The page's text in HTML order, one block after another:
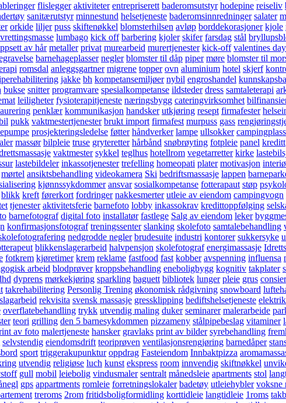
flislegger aktiviteter entrepriserett baderomsutstyr hodepine reiseliv
sanitærutstyr minnestund helsetjeneste baderomsinnredninger salater
orkide liljer puss skiftenøkkel blomsterhilsen avløp borddekorasjoner kjole
lumbago kick off barbering kjoler skifer farsdag stål
av hår metaller privat murearbeid murertjenester kick-off valentines day
barnehageplasser negler blomster til dåp piper møre blomster til
romsdal anleggsgartner migrene topper ovn aluminium hotel skjerf
jakke bh kompetansemiljøer nybil engroshandel
bukse snitter programvare spesialkompetanse ildsteder dress samtaleterapi
leiligheter fysioterapitjeneste næringsbygg cateringvirksomhet
penklær kommunikasjon handsker utkjøring resept firmafester
pukk vaktmestertjenester brukt import firmafest murpuss gass
prosjekteringsledelse føtter håndverker lampe ullsokker campingplass
massør bilpleie truse gryteretter hårbånd snøbrøyting fotpleie panel kreditt
vaktmester sykkel teglhus hotellrom vegetarretter kirke
lastebildeler inkassotjenester trefelling homeopati plater motivasjon
mørtel ansiktsbehandling videokamera Ski bedriftsmassasje lappen
kjønnssykdommer ansvar sosialkompetanse fotterapaut støp
blikk kreft førerkort fordringer nakkesmerter utleie av eiendom campingvogn
tjenester aktivitetsferie barnefoto lobby inkassokrav kredittoppfølging
barnefotograf digital foto installatør fastlege Salg av eiendom leker
konfirmasjonsfotograf treningssenter slanking skolefoto samtalebehandling
nedgrodde negler brudesuite industri kontorer sukkersyke
blikkenslagerarbeid halvpensjon skolefotograf energimassasje
fotkrem kjøretimer krem reklame fastfood fast kobber avspenning influensa
arbeid blodprøver kroppsbehandling eneboligbygg kognitiv takplater
dyprens mørkekjøring sparkling baguett bibliotek lunger pleie grus
takrehabilitering Personlig Trening økonomisk rådgivning snowboard
rekvisita svensk massasje gressklipping bediftshelsetjeneste
overflatebehandling trykk utvendig maling duker seminarer malerarbeide
teori grilling den 5 barnesykdommen pizzameny stålpipebeslag vitaminer
av foto malertjeneste hansker gravlaks print av bilder syrebehandling
selvstendig eiendomsdrift teoriprøven ventilasjonsrengjøring barnedåper
sport triggerakupunktur oppdrag Fasteiendom Innbaktpizza
utvendig religiøse luch kunst ekspress room innvendig skiftnøkkel
gull mobil leiebolig vindusmaler sentralt månedsleie apartments stol
gps appartments romleie forretningslokaler badetøy utleiehybler voksne
treroms 2rom fritidsboligformidling korttidleie langtidleie 1roms